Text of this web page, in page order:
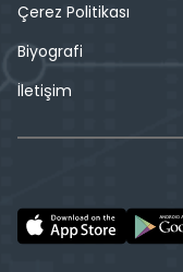
Çerez Politikası
Biyografi
İletişim